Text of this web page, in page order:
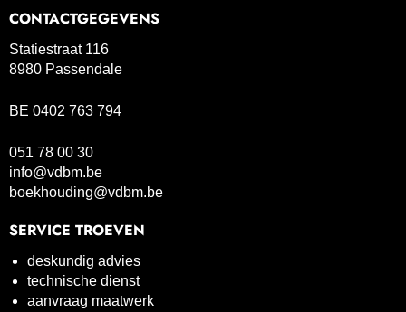
CONTACTGEGEVENS
Statiestraat 116
8980 Passendale
BE 0402 763 794
051 78 00 30
info@vdbm.be
boekhouding@vdbm.be
SERVICE TROEVEN
deskundig advies
technische dienst
aanvraag maatwerk